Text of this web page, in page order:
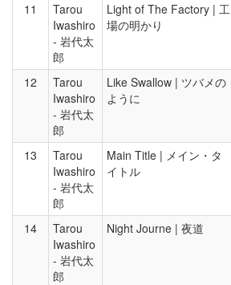
11
Tarou
Iwashiro
- 岩代太
郎
Light of The Factory | 工
場の明かり
12
Tarou
Iwashiro
- 岩代太
郎
Like Swallow | ツバメの
ように
13
Tarou
Iwashiro
- 岩代太
郎
Main Title | メイン・タ
イトル
14
Tarou
Iwashiro
- 岩代太
郎
Night Journe | 夜道